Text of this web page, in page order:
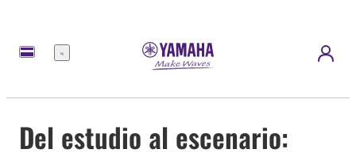
Menú
Del estudio al escenario: